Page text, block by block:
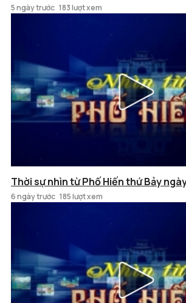
5 ngày trước 183 lượt xem
Thời sự nhìn từ Phố Hiến thứ Bảy
6 ngày trước 185 lượt xem